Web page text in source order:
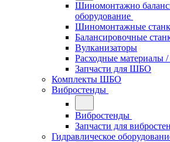
Шиномонтажно
оборудование
Шиномонтажные
Балансировочные
Вулканизаторы
Расходные материалы
Запчасти для ШБО
Комплекты ШБО
Вибростенды
Вибростенды
Запчасти для
Гидравлическое